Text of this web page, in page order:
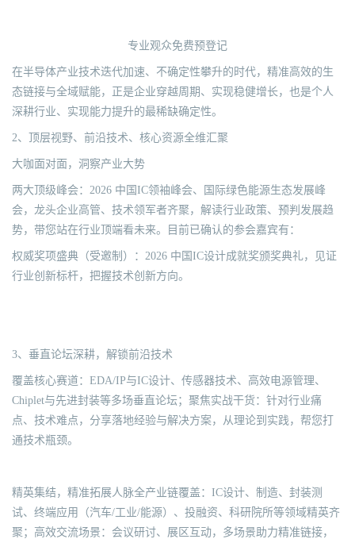
专业观众免费预登记
在半导体产业技术迭代加速、不确定性攀升的时代，精准高效的生
态链接与全域赋能，正是企业穿越周期、实现稳健增长，也是个人
深耕行业、实现能力提升的最稀缺确定性。
2、顶层视野、前沿技术、核心资源全维汇聚
大咖面对面，洞察产业大势
两大顶级峰会：2026 中国IC领袖峰会、国际绿色能源生态发展峰
会，龙头企业高管、技术领军者齐聚，解读行业政策、预判发展趋
势，带您站在行业顶端看未来。目前已确认的参会嘉宾有：
权威奖项盛典（受邀制）：2026 中国IC设计成就奖颁奖典礼，见证
行业创新标杆，把握技术创新方向。
3、垂直论坛深耕，解锁前沿技术
覆盖核心赛道：EDA/IP与IC设计、传感器技术、高效电源管理、
Chiplet与先进封装等多场垂直论坛；聚焦实战干货：针对行业痛
点、技术难点，分享落地经验与解决方案，从理论到实践，帮您打
通技术瓶颈。
精英集结，精准拓展人脉全产业链覆盖：IC设计、制造、封装测
试、终端应用（汽车/工业/能源）、投融资、科研院所等领域精英齐
聚；高效交流场景：会议研讨、展区互动，多场景助力精准链接，